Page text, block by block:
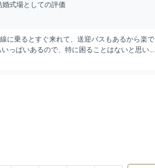
婚式場としての評価
に乗るとすぐ来れて、送迎バスもあるから楽で
っぱいあるので、特に困ることはないと思い...